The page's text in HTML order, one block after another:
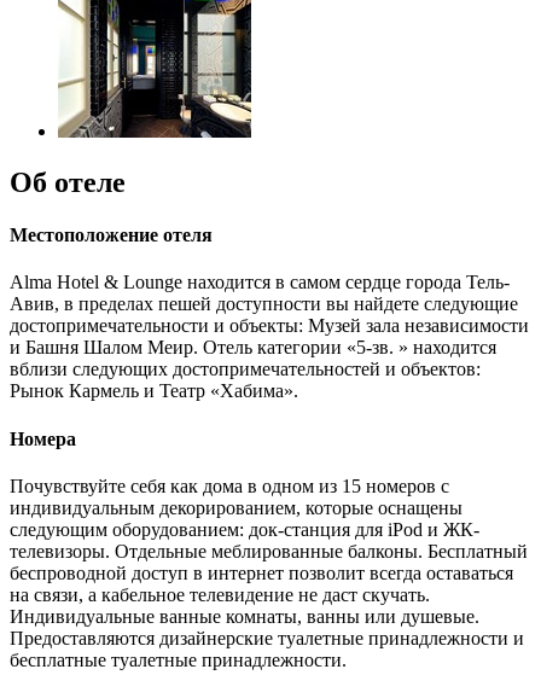
Об отеле
Местоположение отеля
Alma Hotel & Lounge находится в самом сердце города Тель-
Авив, в пределах пешей доступности вы найдете следующие
достопримечательности и объекты: Музей зала независимости
и Башня Шалом Меир. Отель категории «5-зв. » находится
вблизи следующих достопримечательностей и объектов:
Рынок Кармель и Театр «Хабима».
Номера
Почувствуйте себя как дома в одном из 15 номеров с
индивидуальным декорированием, которые оснащены
следующим оборудованием: док-станция для iPod и ЖК-
телевизоры. Отдельные меблированные балконы. Бесплатный
беспроводной доступ в интернет позволит всегда оставаться
на связи, а кабельное телевидение не даст скучать.
Индивидуальные ванные комнаты, ванны или душевые.
Предоставляются дизайнерские туалетные принадлежности и
бесплатные туалетные принадлежности.